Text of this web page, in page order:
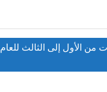
من الأول إلى الثالث للعام